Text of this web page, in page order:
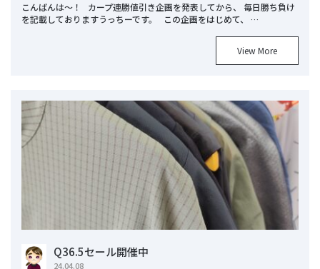
こんばんは～！ カープ連勝値引き企画を発表してから、 毎日勝ち負け
を記載しておりますうっちーです。 この企画をはじめて、 …
View More
Q36.5セール開催中
24.04.08